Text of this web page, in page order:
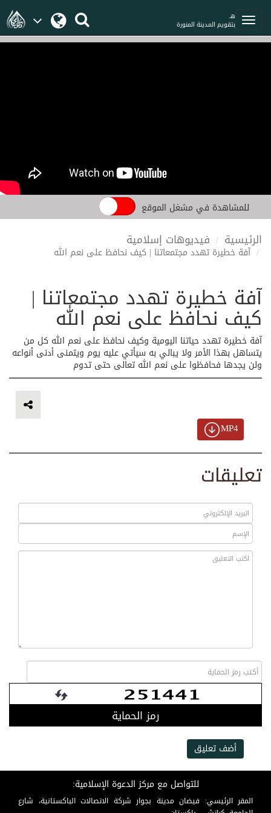
هـ
بتقويم المدينة المنورة
للمشاهدة في مشغل الموقع
الرئيسية فيديوهات إسلامية
آفة خطيرة تهدد مجتمعاتنا | كيف نحافظ على نعم الله
آفة خطيرة تهدد مجتمعاتنا |
كيف نحافظ على نعم الله
آفة خطيرة تهدد حياتنا اليومية وكيف نحافظ على نعم الله كل من
يتساهل بهذا الأمر ولا يبالي به سيأتي عليه يوم ويتمنى أدنى أنواعه
ولن يجدها فحافظوا على نعم الله تعالى حتى تدوم
MP4
تعليقات
رمز الحماية
أضف تعليق
للتواصل مع مركز الدعوة الإسلامية:
المقر الرئيسي: فيضان مدينة بجوار شركة الاتصالات الباكستانية، شارع